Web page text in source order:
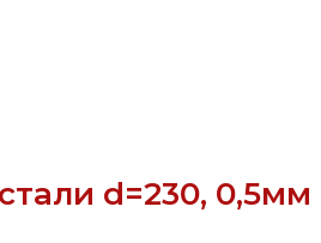
d=230, 0,5мм